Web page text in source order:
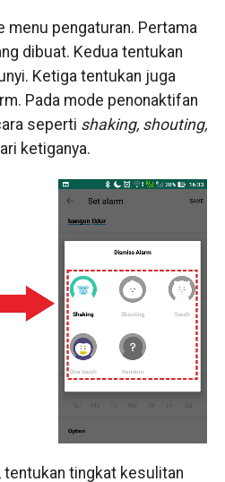
menu pengaturan. Pertama
dibuat. Kedua tentukan
Ketiga tentukan juga
Pada mode penonaktifan
seperti shaking, shouting,
ketiganya.
tentukan tingkat kesulitan